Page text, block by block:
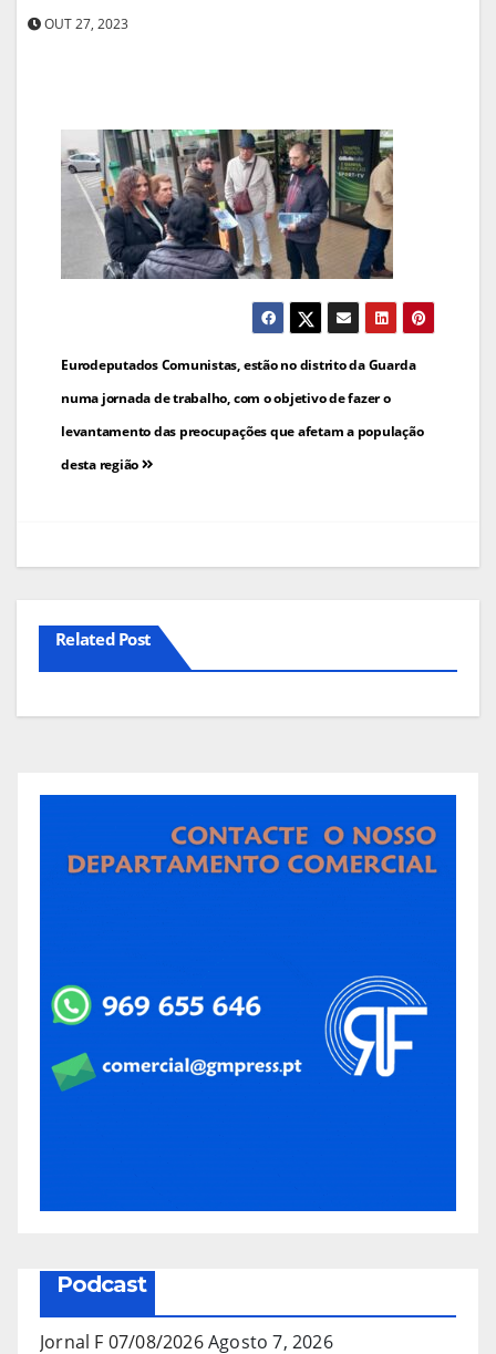
OUT 27, 2023
Navegação
de
artigos
Eurodeputados Comunistas, estão no distrito da Guarda
numa jornada de trabalho, com o objetivo de fazer o
levantamento das preocupações que afetam a população
desta região
Related Post
Podcast
Jornal F 07/08/2026Agosto 7, 2026